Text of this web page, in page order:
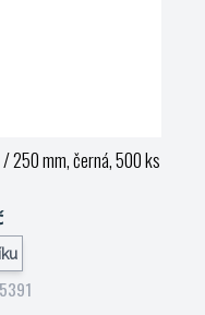
/ 250 mm, černá, 500 ks